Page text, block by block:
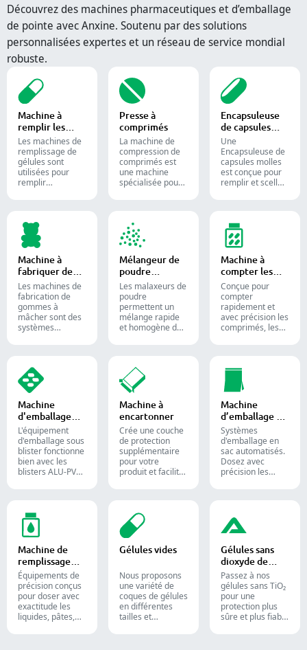
Découvrez des machines pharmaceutiques et d’emballage
de pointe avec Anxine. Soutenu par des solutions
personnalisées expertes et un réseau de service mondial
robuste.
Machine à
remplir les
capsules
Les machines de
remplissage de
gélules sont
utilisées pour
remplir
quantités
précises de
poudres,
granulés,
pastilles ou
liquides dans la
production
pharmaceutique
et les
compléments
alimentaires.
Presse à
comprimés
La machine de
compression de
comprimés est
une machine
spécialisée pour
Encapsuleuse
de capsules
molles
Une
Encapsuleuse de
capsules molles
est conçue pour
remplir et sceller
capsules de
gélatine molle.
Machine à
fabriquer des
bonbons
gélifiés
Les machines de
fabrication de
gommes à
mâcher sont des
systèmes
bonbons gélifiés
et des
compléments
alimentaires
destinés aux
industries
confiseries et
pharmaceutiques.
Mélangeur de
poudre
industriel
Les malaxeurs de
poudre
permettent un
mélange rapide
et homogène des
utilisés dans les
industries
pharmaceutique,
alimentaire et
chimique.
Machine à
compter les
comprimés
Conçue pour
compter
rapidement et
avec précision les
comprimés, les
votre processus
de
conditionnement
pharmaceutique
grâce à nos
diverses solutions
de comptage de
formes solides.
Machine
d'emballage
sous blister
L'équipement
d'emballage sous
blister fonctionne
bien avec les
blisters ALU-PVC
comprimés, de
gélules et de
gélules molles. Il
est toujours
appliqué dans la
production
pharmaceutique
et des
compléments
alimentaires.
Machine à
encartonner
Crée une couche
de protection
supplémentaire
pour votre
produit et facilite
blisters, sachets
et tubes dans des
étuis pour
l'emballage
pharmaceutique,
alimentaire.
Machine
d’emballage en
sac
Systèmes
d'emballage en
sac automatisés.
Dosez avec
précision les
lignes de
conditionnement
pharmaceutiques,
nutraceutiques et
alimentaires.
Machine de
remplissage
liquide
Équipements de
précision conçus
pour doser avec
exactitude les
liquides, pâtes,
Gélules vides
Nous proposons
une variété de
coques de gélules
en différentes
tailles et
Gélules sans
dioxyde de
titane
Passez à nos
gélules sans TiO₂
pour une
protection plus
sûre et plus fiable